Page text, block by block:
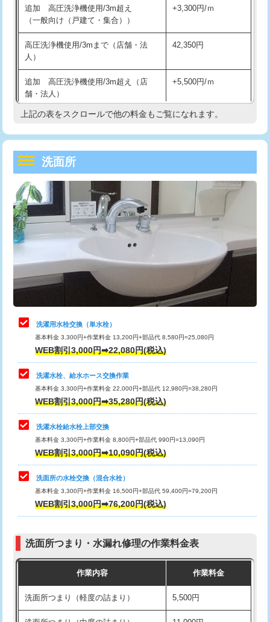
マス交換（深さ50㎝以上） 66,000円
コンクリート斫り（厚さ10㎝まで） 27,500円
コンクリート斫り（厚さ10㎝超え）
モルタル補修（厚さ10㎝まで）
モルタル補修（厚さ10㎝超え） 38,500円
洗面台設置 38,500円
追加人工
廃棄・処分 現場見積
※給水管工事は20mmまでの価格です。
持込商品取付（混合水栓） 16,500円
給水管工事※（ホール加工)
給水管工事※（バンド止め) 3,300円
給水管工事※（支持金具設置) 5,500円
給水管工事※（保温材使用（バンド止
め込み）)
5,500円
給水管工事※（土の掘削・埋め戻し作
業)
11,000円
給水管工事※（塩ビ管（VP・HI）使
用/3ｍまで)
33,000円
給水管工事※（塩ビ管（VP・HI）使
用（追加）/3ｍ超え)
給水管工事※（ライニング鋼管・銅
管・ポリ管・HT管使用/3ｍまで)
44,000円
給水管工事※（ライニング鋼管・銅
管・ポリ管・HT管使用/3ｍ超え)
排水管工事（土の掘削・埋め戻し作
業）
排水管工事（排水管工事/3ｍまで） 55,000円
排水管工事（追加 排水管工事/3ｍ超
え）
マス交換（土の掘削・埋め戻し作業）
マス交換（深さ50㎝未満）
マス交換（深さ50㎝以上）
モルタル補修（厚さ10㎝まで） 27,500円
モルタル補修（厚さ10㎝超え） 38,500円
追加 高圧洗浄機使用/3m超え
（一般向け（戸建て・集合））
+3,300円/ｍ
高圧洗浄機使用/3mまで（店舗・法
人）
42,350円
追加 高圧洗浄機使用/3m超え（店
舗・法人）
+5,500円/ｍ
高度高圧洗浄換 現地調査
トーラー機使用/3mまで
追加トーラー機使用/3m超え +3,300円
カメラ調査 33,000円
桝清掃
止水・漏水調査・防水処理・清掃・修
理・調整・分解・加工など（軽作業）
11,000円
止水・漏水調査・防水処理・清掃・修
理・調整・分解・加工など（中作業）
22,000円
止水・漏水調査・防水処理・清掃・修
理・調整・分解・加工など（重作業）
33,000円
キッチンタンク脱着
その他部品の脱着
交換・取付（タンク）
交換・取付(単水栓（壁付・デッキ
式）)
交換・取付(混合水栓（壁付・デッキ
式・ワンホール）)
16,500円+材料費
（P/S/ポップアップ））
交換・取付（その他部品） 11,000円+材料費
持込商品取付（単水栓） 13,200円
持込商品取付（混合水栓） 16,500円
上記の表をスクロールで他の料金もご覧になれます。
洗面所
洗濯用水栓交換（単水栓）
基本料金 3,300円+作業料金 13,200円+部品代 8,580円=25,080円
WEB割引3,000円➡22,080円(税込)
洗濯水栓、給水ホース交換作業
基本料金 3,300円+作業料金 22,000円+部品代 12,980円=38,280円
WEB割引3,000円➡35,280円(税込)
洗濯水栓給水栓上部交換
基本料金 3,300円+作業料金 8,800円+部品代 990円=13,090円
WEB割引3,000円➡10,090円(税込)
洗面所の水栓交換（混合水栓）
基本料金 3,300円+作業料金 16,500円+部品代 59,400円=79,200円
WEB割引3,000円➡76,200円(税込)
洗面所つまり・水漏れ修理の作業料金表
作業内容 作業料金
洗面所つまり（軽度の詰まり） 5,500円